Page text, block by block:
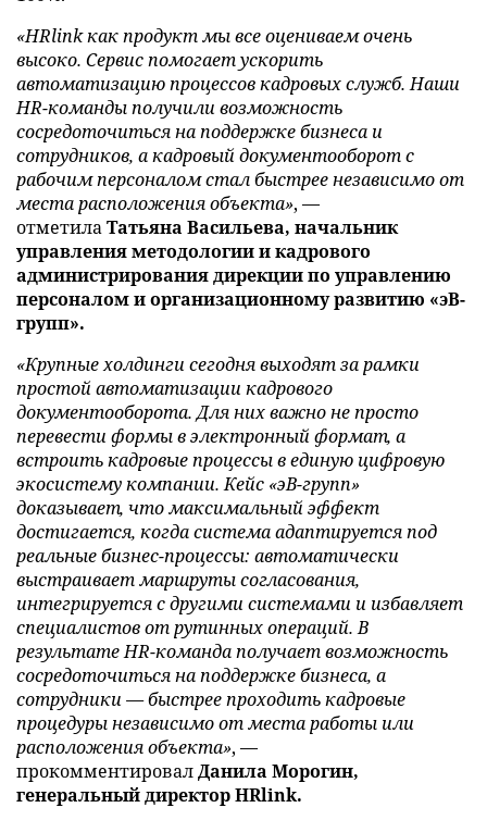
«HRlink как продукт мы все оцениваем очень
высоко. Сервис помогает ускорить
автоматизацию процессов кадровых служб. Наши
HR-команды получили возможность
сосредоточиться на поддержке бизнеса и
сотрудников, а кадровый документооборот с
рабочим персоналом стал быстрее независимо от
места расположения объекта», —
отметилаТатьяна Васильева, начальник
управления методологии и кадрового
администрирования дирекции по управлению
персоналом и организационному развитию «эВ-
групп».
«Крупные холдинги сегодня выходят за рамки
простой автоматизации кадрового
документооборота. Для них важно не просто
перевести формы в электронный формат, а
встроить кадровые процессы в единую цифровую
экосистему компании. Кейс «эВ-групп»
доказывает, что максимальный эффект
достигается, когда система адаптируется под
реальные бизнес-процессы: автоматически
выстраивает маршруты согласования,
интегрируется с другими системами и избавляет
специалистов от рутинных операций. В
результате HR-команда получает возможность
сосредоточиться на поддержке бизнеса, а
сотрудники — быстрее проходить кадровые
процедуры независимо от места работы или
расположения объекта», —
прокомментировалДанила Морогин,
генеральный директор HRlink.